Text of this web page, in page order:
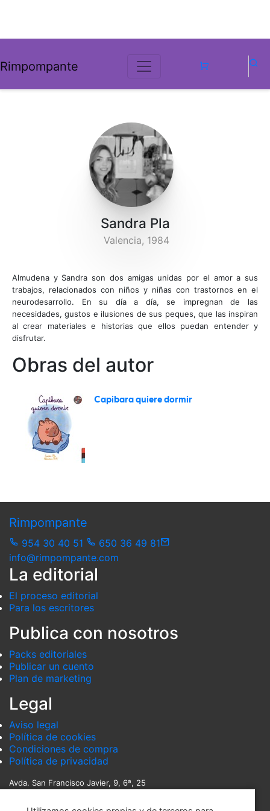
Rimpompante
Sandra Pla
Valencia, 1984
Almudena y Sandra son dos amigas unidas por el amor a sus
trabajos, relacionados con niños y niñas con trastornos en el
neurodesarrollo. En su día a día, se impregnan de las
necesidades, gustos e ilusiones de sus peques, que las inspiran
al crear materiales e historias que ellos puedan entender y
disfrutar.
Obras del autor
Capibara quiere dormir
Rimpompante
954 30 40 51
650 36 49 81
info@rimpompante.com
La editorial
El proceso editorial
Para los escritores
Publica con nosotros
Packs editoriales
Publicar un cuento
Plan de marketing
Legal
Aviso legal
Política de cookies
Condiciones de compra
Política de privacidad
Avda. San Francisco Javier, 9, 6ª, 25